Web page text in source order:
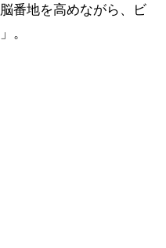
番地を高めながら、ビ
。